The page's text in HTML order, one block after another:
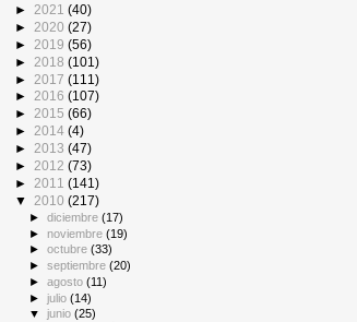
► 2021 (40)
► 2020 (27)
► 2019 (56)
► 2018 (101)
► 2017 (111)
► 2016 (107)
► 2015 (66)
► 2014 (4)
► 2013 (47)
► 2012 (73)
► 2011 (141)
▼ 2010 (217)
►diciembre(17)
► noviembre(19)
►octubre(33)
►septiembre(20)
►agosto(11)
►julio(14)
▼junio(25)